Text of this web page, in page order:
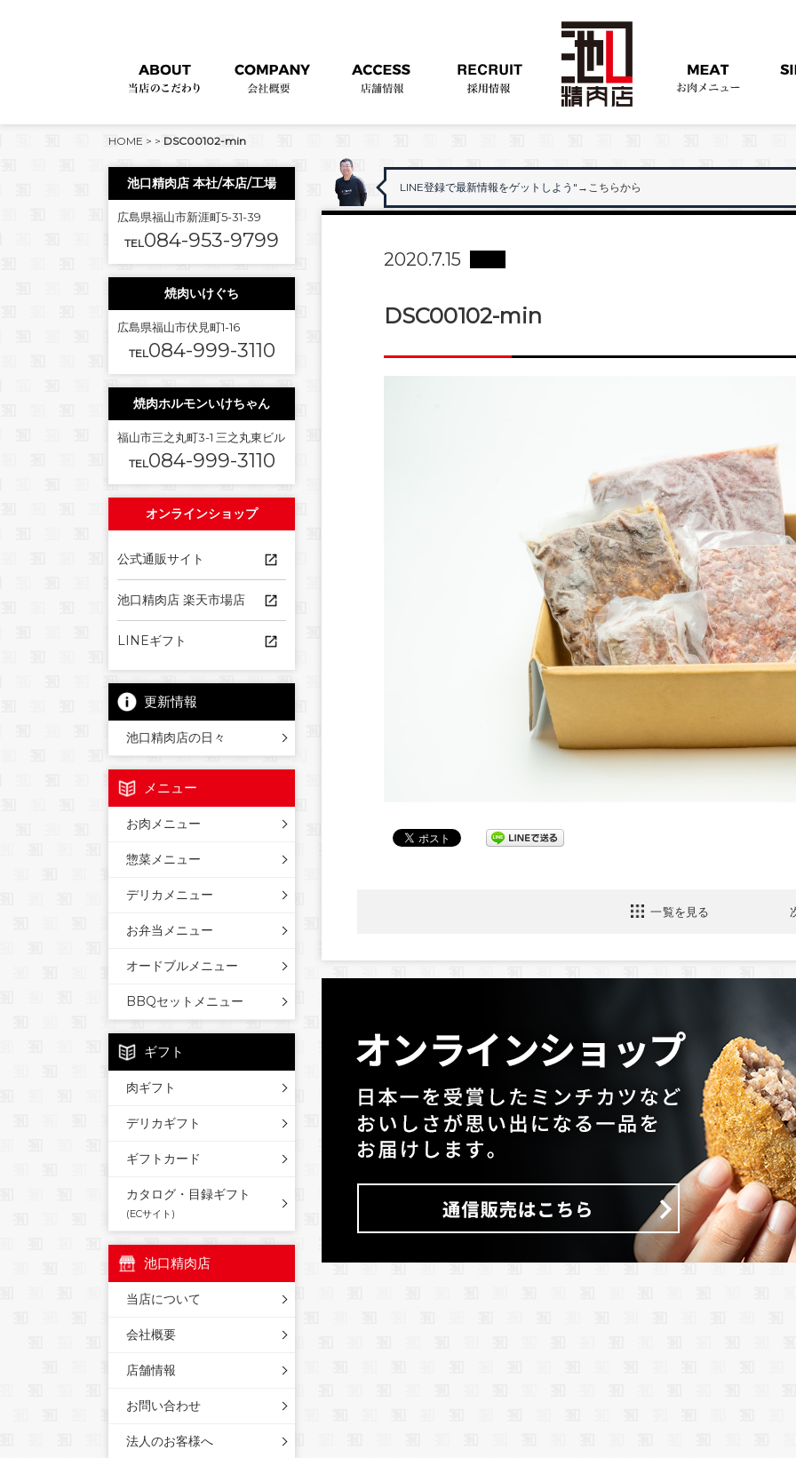
HOME > > DSC00102-min
LINE登録で最新情報をゲットしよう" →こちらから
2020.7.15
DSC00102-min
一覧を見る
池口精肉店 本社/本店/工場
広島県福山市新涯町5-31-39
TEL084-953-9799
焼肉いけぐち
広島県福山市伏見町1-16
TEL084-999-3110
焼肉ホルモンいけちゃん
福山市三之丸町3-1 三之丸東ビル
TEL084-999-3110
オンラインショップ
公式通販サイト
池口精肉店 楽天市場店
LINEギフト
更新情報
池口精肉店の日々
メニュー
お肉メニュー
惣菜メニュー
デリカメニュー
お弁当メニュー
オードブルメニュー
BBQセットメニュー
ギフト
肉ギフト
デリカギフト
ギフトカード
カタログ・目録ギフト
(ECサイト)
池口精肉店
当店について
会社概要
店舗情報
お問い合わせ
法人のお客様へ